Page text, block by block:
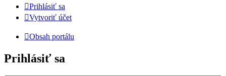
Prihlásiť sa
Vytvoriť účet
Obsah portálu
Prihlásiť sa